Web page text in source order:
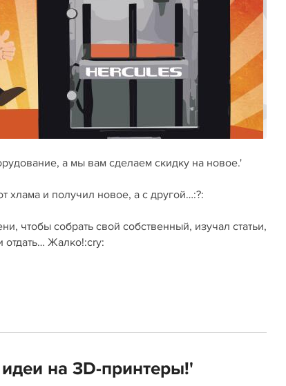
а мы вам сделаем скидку на новое.'
хлама и получил новое, а с другой…:?:
чтобы собрать свой собственный, изучал статьи,
отдать… Жалко!:cry:
на 3D-принтеры!'